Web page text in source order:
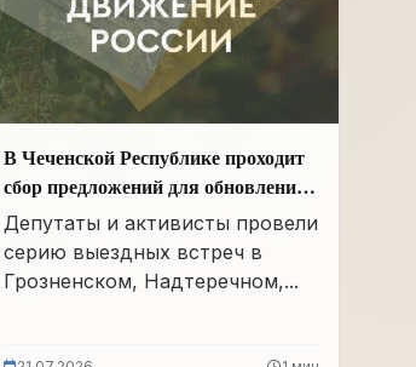
В Чеченской Республике проходит
сбор предложений для обновления
Народной программы в сфере АПК
Депутаты и активисты провели
серию выездных встреч в
Грозненском, Надтеречном,...